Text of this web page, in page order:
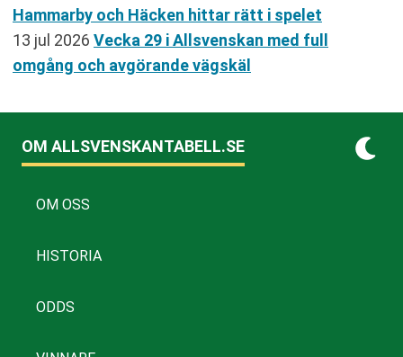
Hammarby och Häcken hittar rätt i spelet
13 jul 2026 Vecka 29 i Allsvenskan med full
omgång och avgörande vägskäl
OM ALLSVENSKANTABELL.SE
OM OSS
HISTORIA
ODDS